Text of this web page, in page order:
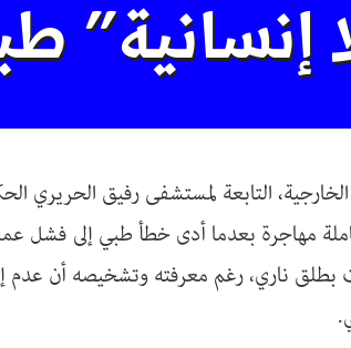
إنسانية”
التابعة لمستشفى رفيق الحريري
مهاجرة بعدما أدى خطأ طبي إلى فشل
بطلق ناري، رغم معرفته وتشخيصه أن عدم